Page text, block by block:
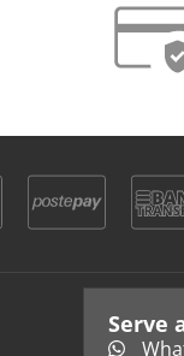
Serve